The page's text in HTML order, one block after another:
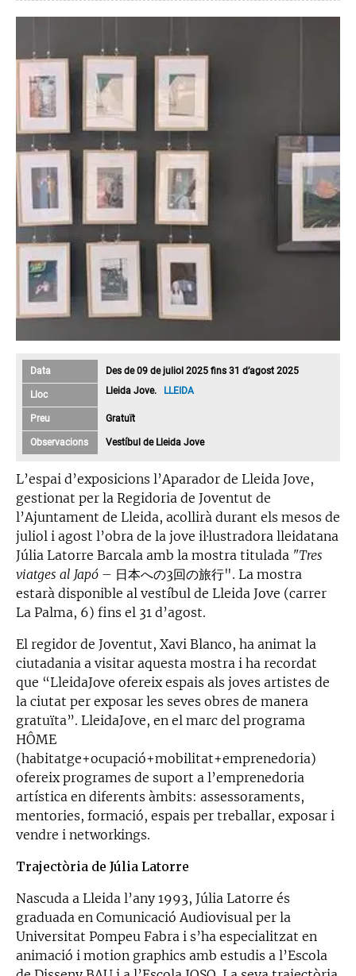
Data Des de 09 de juliol 2025 fins 31 d’agost 2025
Lloc Lleida Jove. LLEIDA
Preu Gratuït
Observacions Vestíbul de Lleida Jove
L’espai d’exposicions l’Aparador de Lleida Jove,
gestionat per la Regidoria de Joventut de
l’Ajuntament de Lleida, acollirà durant els mesos de
juliol i agost l’obra de la jove il·lustradora lleidatana
Júlia Latorre Barcala amb la mostra titulada "Tres
viatges al Japó – 日本への3回の旅行". La mostra
estarà disponible al vestíbul de Lleida Jove (carrer
La Palma, 6) fins el 31 d’agost.
El regidor de Joventut, Xavi Blanco, ha animat la
ciutadania a visitar aquesta mostra i ha recordat
que “LleidaJove ofereix espais als joves artistes de
la ciutat per exposar les seves obres de manera
gratuïta”. LleidaJove, en el marc del programa
HÔME
(habitatge+ocupació+mobilitat+emprenedoria)
ofereix programes de suport a l’emprenedoria
artística en diferents àmbits: assessoraments,
mentories, formació, espais per treballar, exposar i
vendre i networkings.
Trajectòria de Júlia Latorre
Nascuda a Lleida l’any 1993, Júlia Latorre és
graduada en Comunicació Audiovisual per la
Universitat Pompeu Fabra i s’ha especialitzat en
animació i motion graphics amb estudis a l’Escola